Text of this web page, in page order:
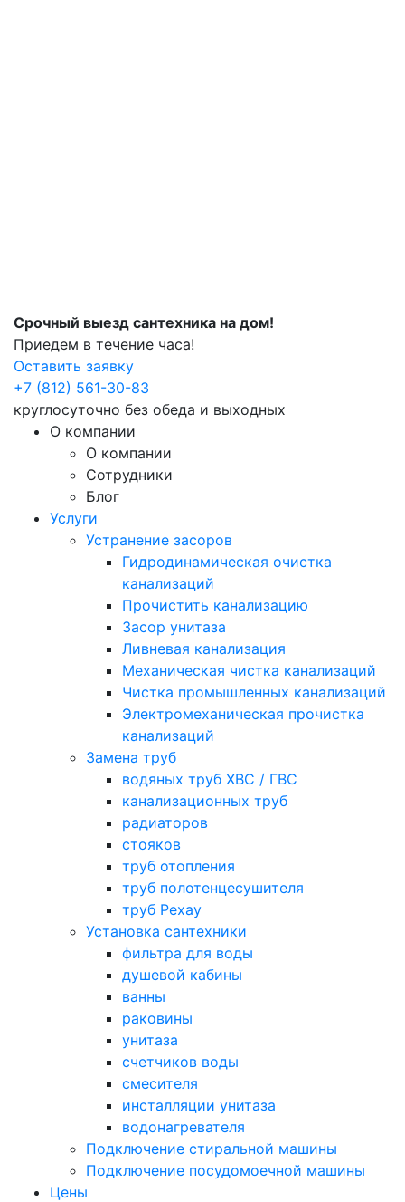
Срочный выезд сантехника на дом!
Приедем в течение часа!
Оставить заявку
+7 (812) 561-30-83
круглосуточно без обеда и выходных
О компании
О компании
Сотрудники
Блог
Услуги
Устранение засоров
Гидродинамическая очистка
канализаций
Прочистить канализацию
Засор унитаза
Ливневая канализация
Механическая чистка канализаций
Чистка промышленных канализаций
Электромеханическая прочистка
канализаций
Замена труб
водяных труб ХВС / ГВС
канализационных труб
радиаторов
стояков
труб отопления
труб полотенцесушителя
труб Рехау
Установка сантехники
фильтра для воды
душевой кабины
ванны
раковины
унитаза
счетчиков воды
смесителя
инсталляции унитаза
водонагревателя
Подключение стиральной машины
Подключение посудомоечной машины
Цены